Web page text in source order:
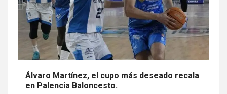
Álvaro Martínez, el cupo más deseado recala
en Palencia Baloncesto.